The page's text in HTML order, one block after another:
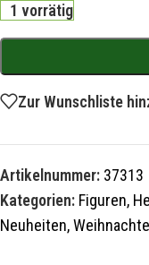
1 vorrätig
Zur Wunschliste
Artikelnummer: 37313
Kategorien: Figuren,
Neuheiten,